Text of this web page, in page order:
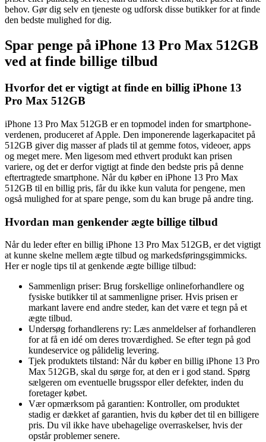
behov. Gør dig selv en tjeneste og udforsk disse butikker for at finde
den bedste mulighed for dig.
Spar penge på iPhone 13 Pro Max 512GB
ved at finde billige tilbud
Hvorfor det er vigtigt at finde en billig iPhone 13
Pro Max 512GB
iPhone 13 Pro Max 512GB er en topmodel inden for smartphone-
verdenen, produceret af Apple. Den imponerende lagerkapacitet på
512GB giver dig masser af plads til at gemme fotos, videoer, apps
og meget mere. Men ligesom med ethvert produkt kan prisen
variere, og det er derfor vigtigt at finde den bedste pris på denne
eftertragtede smartphone. Når du køber en iPhone 13 Pro Max
512GB til en billig pris, får du ikke kun valuta for pengene, men
også mulighed for at spare penge, som du kan bruge på andre ting.
Hvordan man genkender ægte billige tilbud
Når du leder efter en billig iPhone 13 Pro Max 512GB, er det vigtigt
at kunne skelne mellem ægte tilbud og markedsføringsgimmicks.
Her er nogle tips til at genkende ægte billige tilbud:
Sammenlign priser: Brug forskellige onlineforhandlere og
fysiske butikker til at sammenligne priser. Hvis prisen er
markant lavere end andre steder, kan det være et tegn på et
ægte tilbud.
Undersøg forhandlerens ry: Læs anmeldelser af forhandleren
for at få en idé om deres troværdighed. Se efter tegn på god
kundeservice og pålidelig levering.
Tjek produktets tilstand: Når du køber en billig iPhone 13 Pro
Max 512GB, skal du sørge for, at den er i god stand. Spørg
sælgeren om eventuelle brugsspor eller defekter, inden du
foretager købet.
Vær opmærksom på garantien: Kontroller, om produktet
stadig er dækket af garantien, hvis du køber det til en billigere
pris. Du vil ikke have ubehagelige overraskelser, hvis der
opstår problemer senere.